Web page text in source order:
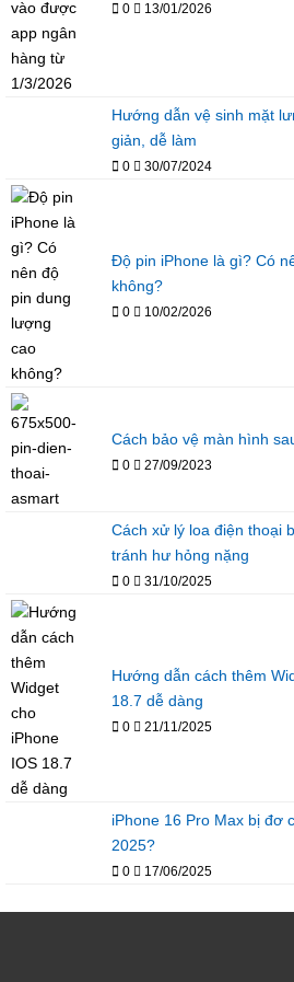
0 13/01/2026
Hướng dẫn vệ sinh mặt
giản, dễ làm
0 30/07/2024
Độ pin iPhone là gì? Có
không?
0 10/02/2026
Cách bảo vệ màn hình
0 27/09/2023
Cách xử lý loa điện thoại
tránh hư hỏng nặng
0 31/10/2025
Hướng dẫn cách thêm
18.7 dễ dàng
0 21/11/2025
iPhone 16 Pro Max bị đơ
2025?
0 17/06/2025